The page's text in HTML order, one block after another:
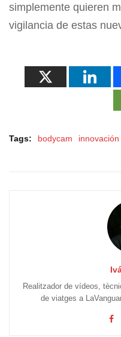
simplemente quieren
vigilancia de estas
Tags: bodycam innovación
Realitzador de vídeos,
de viatges a